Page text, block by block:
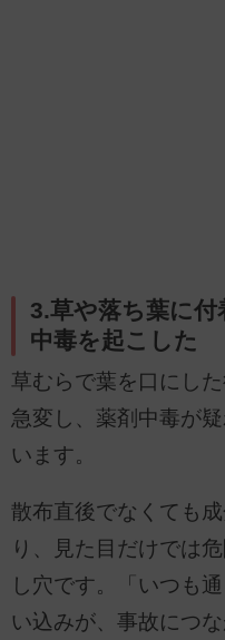
3.草や落ち葉に
中毒を起こした
草むらで葉を口にし
急変し、薬剤中毒が
います。
散布直後でなくても
り、見た目だけでは
し穴です。「いつも
い込みが、事故につ